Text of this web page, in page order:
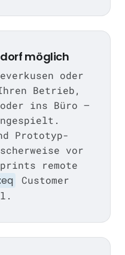
möglich
oder
Betrieb,
ins Büro —
Prototyp-
vor
remote
eq
Customer